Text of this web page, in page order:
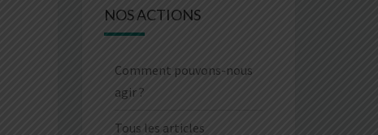
NOS ACTIONS
Comment pouvons-nous
agir ?
Tous les articles